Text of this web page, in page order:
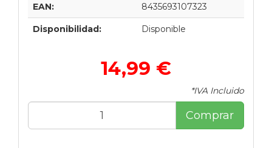
EAN: 8435693107323
Disponibilidad: Disponible
14,99 €
*IVA Incluido
Comprar